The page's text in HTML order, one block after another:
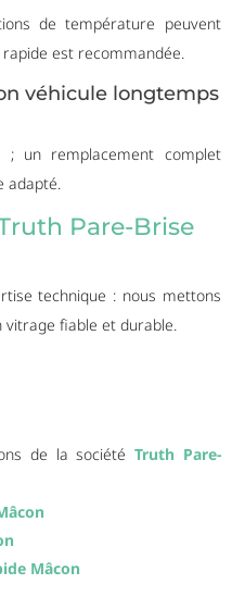
de température peuvent
rapide est recommandée.
véhicule longtemps
; un remplacement complet
adapté.
Pare-Brise
technique : nous mettons
fiable et durable.
de la société Truth Pare-
Mâcon